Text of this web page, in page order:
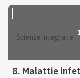
scienze integrate
8. Malattie